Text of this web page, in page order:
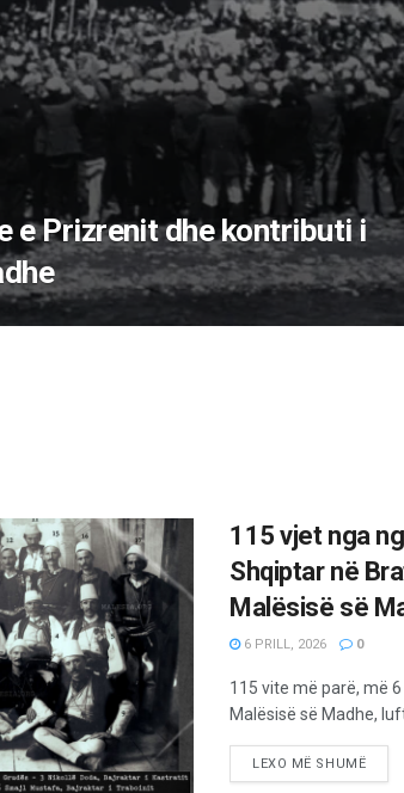
e Prizrenit dhe kontributi i
115 vjet nga
Shqiptar në
Malësisë së
6 PRILL, 2026 0
115 vite më parë, më
Malësisë së Madhe,
LEXO MË SHUMË